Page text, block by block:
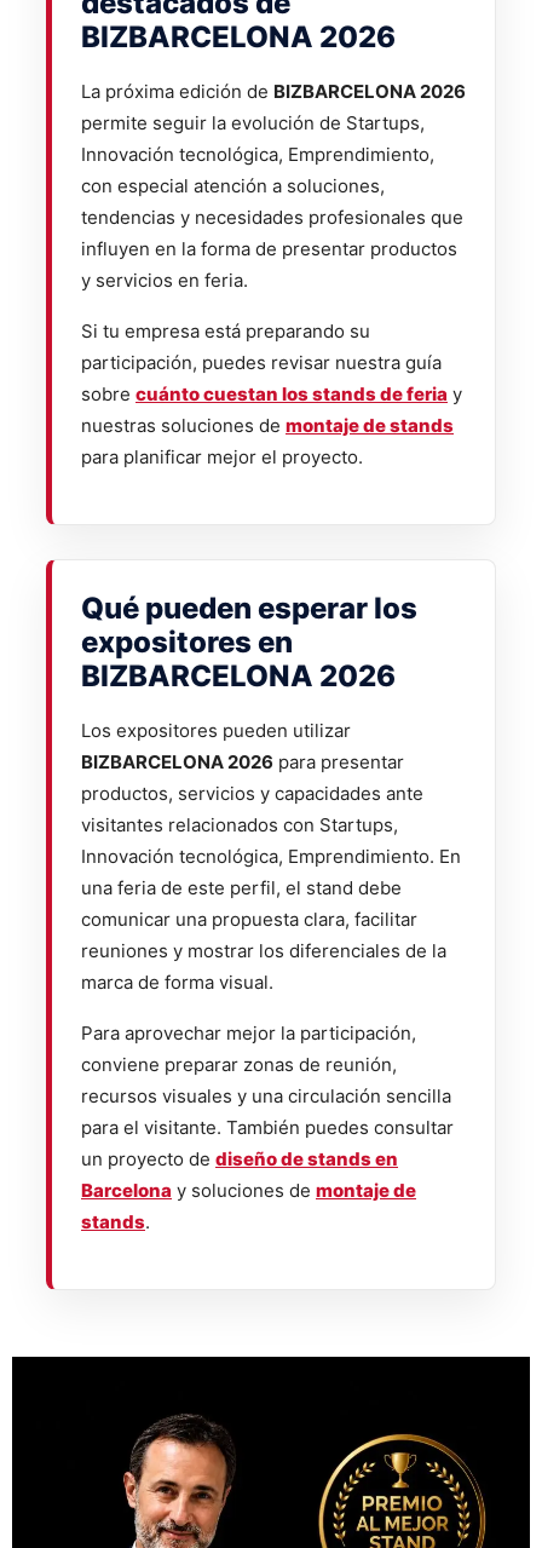
BIZBARCELONA 2026
La próxima edición de BIZBARCELONA 2026
permite seguir la evolución de Startups,
Innovación tecnológica, Emprendimiento,
con especial atención a soluciones,
tendencias y necesidades profesionales que
influyen en la forma de presentar productos
y servicios en feria.
Si tu empresa está preparando su
participación, puedes revisar nuestra guía
sobre cuánto cuestan los stands de feria y
nuestras soluciones de montaje de stands
para planificar mejor el proyecto.
Qué pueden esperar los
expositores en
BIZBARCELONA 2026
Los expositores pueden utilizar
BIZBARCELONA 2026 para presentar
productos, servicios y capacidades ante
visitantes relacionados con Startups,
Innovación tecnológica, Emprendimiento. En
una feria de este perfil, el stand debe
comunicar una propuesta clara, facilitar
reuniones y mostrar los diferenciales de la
marca de forma visual.
Para aprovechar mejor la participación,
conviene preparar zonas de reunión,
recursos visuales y una circulación sencilla
para el visitante. También puedes consultar
un proyecto de diseño de stands en
Barcelona y soluciones de montaje de
stands.